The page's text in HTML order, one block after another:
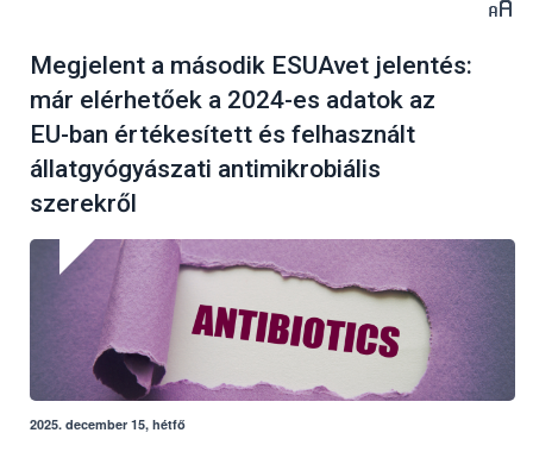
Megjelent a második ESUAvet jelentés:
már elérhetőek a 2024-es adatok az
EU-ban értékesített és felhasznált
állatgyógyászati antimikrobiális
szerekről
2025. december 15, hétfő